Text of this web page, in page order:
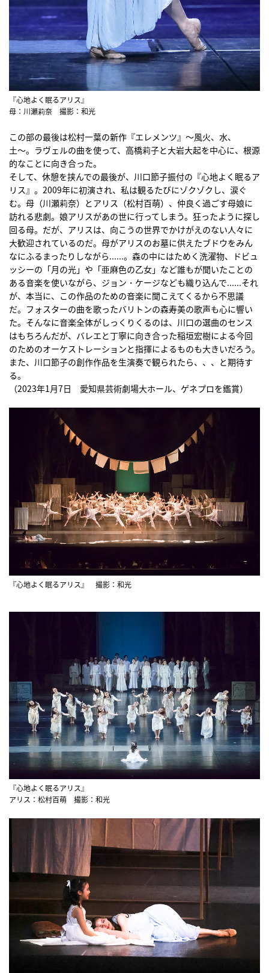
『心地よく眠るアリス』
母：川瀬莉奈 撮影：和光
この部の最後は松村一葉の新作『エレメンツ』〜風火、水、
土〜。ラヴェルの曲を使って、高橋莉子と大岩大起を中心に、根源
的なことに向き合った。
そして、休憩を挟んでの最後が、川口節子振付の『心地よく眠るア
リス』。2009年に初演され、私は観るたびにゾクゾクし、涙ぐ
む。母（川瀬莉奈）とアリス（松村百萌）、仲良く過ごす母娘に
訪れる悲劇。娘アリスがあの世に行ってしまう。狂ったように探し
回る母。だが、アリスは、向こうの世界でかけがえのない人々に
大歓迎されているのだ。母がアリスのお墓に供えたブドウをみん
なにふるまったりしながら......。森の中にはためく洗濯物、ドビュ
ッシーの「月の光」や「亜麻色の乙女」など誰もが聞いたことの
ある音楽を使いながら、ジョン・ケージなども織り込んで......それ
が、本当に、この作品のための音楽に聞こえてくるから不思議
だ。フォスターの曲を歌ったバリトンの森寿美の歌声も心に響い
た。そんなに音楽全体がしっくりくるのは、川口の選曲のセンス
はもちろんだが、バレエと丁寧に向き合った稲垣宏樹による今回
のためのオーケストレーションと指揮によるものも大きいだろう。
また、川口節子の創作作品を生演奏で観られたら、、、と期待す
る。
（2023年1月7日 愛知県芸術劇場大ホール、ゲネプロを鑑賞）
『心地よく眠るアリス』 撮影：和光
『心地よく眠るアリス』
アリス：松村百萌 撮影：和光